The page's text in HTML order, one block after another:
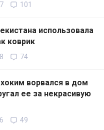
101
использовала
коврик
74
ворвался в дом
ее за некрасивую
49